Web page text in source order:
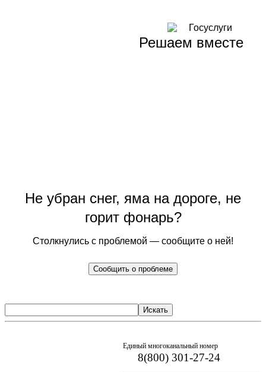
Решаем вместе
Не убран снег, яма на дороге, не
горит фонарь?
Столкнулись с проблемой — сообщите о ней!
Сообщить о проблеме
Искать
Единый многоканальный номер
8(800) 301-27-24